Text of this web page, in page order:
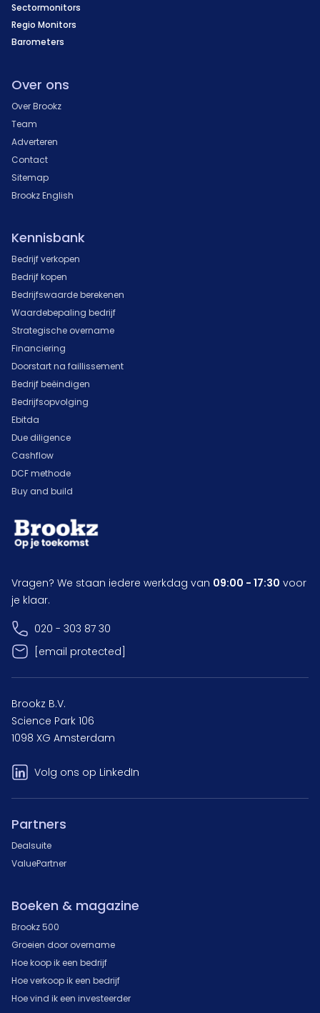
Sectormonitors
Regio Monitors
Barometers
Over ons
Over Brookz
Team
Adverteren
Contact
Sitemap
Brookz English
Kennisbank
Bedrijf verkopen
Bedrijf kopen
Bedrijfswaarde berekenen
Waardebepaling bedrijf
Strategische overname
Financiering
Doorstart na faillissement
Bedrijf beëindigen
Bedrijfsopvolging
Ebitda
Due diligence
Cashflow
DCF methode
Buy and build
Vragen? We staan iedere werkdag van 09:00 - 17:30 voor
je klaar.
020 - 303 87 30
[email protected]
Brookz B.V.
Science Park 106
1098 XG Amsterdam
Volg ons op LinkedIn
Partners
Dealsuite
ValuePartner
Boeken & magazine
Brookz 500
Groeien door overname
Hoe koop ik een bedrijf
Hoe verkoop ik een bedrijf
Hoe vind ik een investeerder